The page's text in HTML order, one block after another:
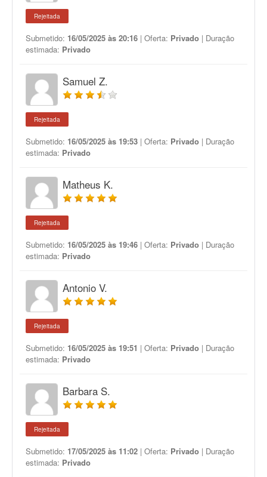
Rejeitada
Submetido: 16/05/2025 às 20:16 | Oferta: Privado | Duração
estimada: Privado
Samuel Z.
Rejeitada
Submetido: 16/05/2025 às 19:53 | Oferta: Privado | Duração
estimada: Privado
Matheus K.
Rejeitada
Submetido: 16/05/2025 às 19:46 | Oferta: Privado | Duração
estimada: Privado
Antonio V.
Rejeitada
Submetido: 16/05/2025 às 19:51 | Oferta: Privado | Duração
estimada: Privado
Barbara S.
Rejeitada
Submetido: 17/05/2025 às 11:02 | Oferta: Privado | Duração
estimada: Privado